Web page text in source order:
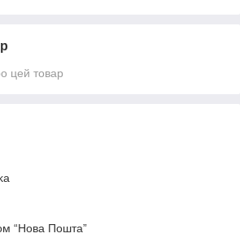
цей товар
“Нова Пошта”